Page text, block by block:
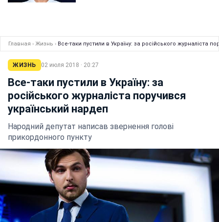
Главная › Жизнь › Все-таки пустили в Україну: за російського журналіста
ЖИЗНЬ 02 июля 2018 · 20:27
Все-таки пустили в Україну: за
російського журналіста поручився
український нардеп
Народний депутат написав звернення голові
прикордонного пункту